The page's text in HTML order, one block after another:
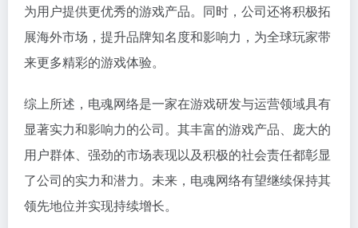
为用户提供更优秀的游戏产品。同时，公司还将积极拓
展海外市场，提升品牌知名度和影响力，为全球玩家带
来更多精彩的游戏体验。
综上所述，电魂网络是一家在游戏研发与运营领域具有
显著实力和影响力的公司。其丰富的游戏产品、庞大的
用户群体、强劲的市场表现以及积极的社会责任都彰显
了公司的实力和潜力。未来，电魂网络有望继续保持其
领先地位并实现持续增长。